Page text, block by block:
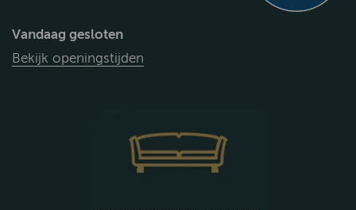
Vandaag gesloten
Bekijk openingstijden